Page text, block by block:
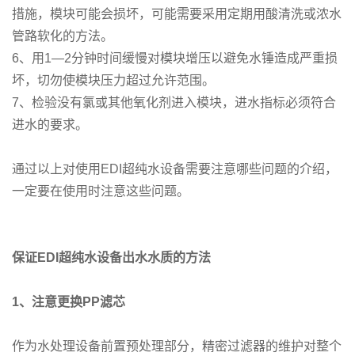
措施，模块可能会损坏，可能需要采用定期用酸清洗或浓水
管路软化的方法。
6、用1—2分钟时间缓慢对模块增压以避免水锤造成严重损
坏，切勿使模块压力超过允许范围。
7、检验没有氯或其他氧化剂进入模块，进水指标必须符合
进水的要求。
通过以上对使用EDI超纯水设备需要注意哪些问题的介绍，
一定要在使用时注意这些问题。
保证EDI超纯水设备出水水质的方法
1、注意更换PP滤芯
作为水处理设备前置预处理部分，精密过滤器的维护对整个